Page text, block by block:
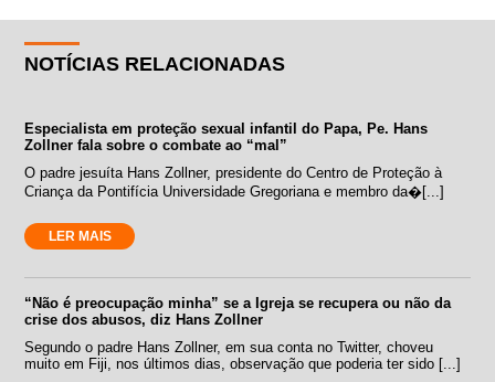
NOTÍCIAS RELACIONADAS
Especialista em proteção sexual infantil do Papa, Pe. Hans
Zollner fala sobre o combate ao “mal”
O padre jesuíta Hans Zollner, presidente do Centro de Proteção à
Criança da Pontifícia Universidade Gregoriana e membro da�[...]
LER MAIS
“Não é preocupação minha” se a Igreja se recupera ou não da
crise dos abusos, diz Hans Zollner
Segundo o padre Hans Zollner, em sua conta no Twitter, choveu
muito em Fiji, nos últimos dias, observação que poderia ter sido [...]